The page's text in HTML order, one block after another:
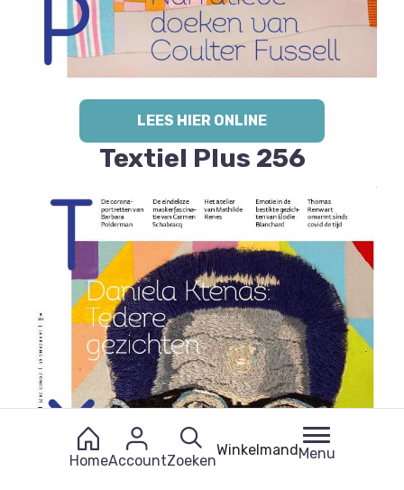
LEES HIER ONLINE
Textiel Plus 256
HomeAccountZoeken
WinkelmandMenu